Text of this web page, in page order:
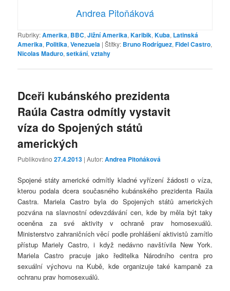
Andrea Pitoňáková
Rubriky:Amerika, BBC,Jižní Amerika,Karibik,Kuba, Latinská
Amerika, Politika,Venezuela |Štítky: Bruno Rodríguez,Fidel Castro,
Nicolas Maduro,setkání,vztahy
Dceři kubánského prezidenta
Raúla Castra odmítly vystavit
víza do Spojených států
amerických
Publikováno27.4.2013 | Autor:Andrea Pitoňáková
Spojené státy americké odmítly kladné vyřízení žádosti o víza,
kterou podala dcera současného kubánského prezidenta Raúla
Castra. Mariela Castro byla do Spojených států amerických
pozvána na slavnostní odevzdávání cen, kde by měla být taky
oceněna za své aktivity v ochraně prav homosexuálů.
Ministerstvo zahraničních věcí podle prohlášení aktivistů zamítlo
přístup Mariely Castro, i když nedávno navštívila New York.
Mariela Castro pracuje jako ředitelka Národního centra pro
sexuální výchovu na Kubě, kde organizuje také kampaně za
ochranu prav homosexuálů.